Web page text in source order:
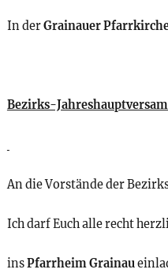
In derGrainauer
Bezirks-
An die Vorstände der
Ich darf Euch alle recht
insPfarrheim Grainau